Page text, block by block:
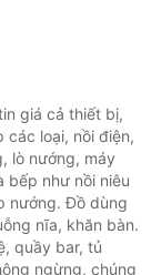
giá cả thiết bị,
loại, nồi điện,
lò nướng, máy
bếp như nồi niêu
nướng. Đồ dùng
nĩa, khăn bàn.
quầy bar, tủ
ngừng, chúng